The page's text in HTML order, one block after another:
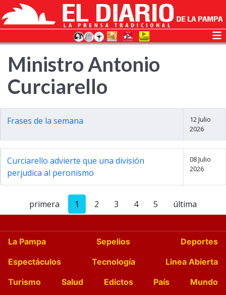
Ministro Antonio
Curciarello
Frases de la semana
12 Julio
2026
Curciarello advierte que una división
perjudica al peronismo
08 Julio
2026
primera 1 2 3 4 5 última
La Pampa Sepelios
Deportes
Espectáculos
Tecnología
Linea Abierta
Turismo
Salud Edictos País
Mundo